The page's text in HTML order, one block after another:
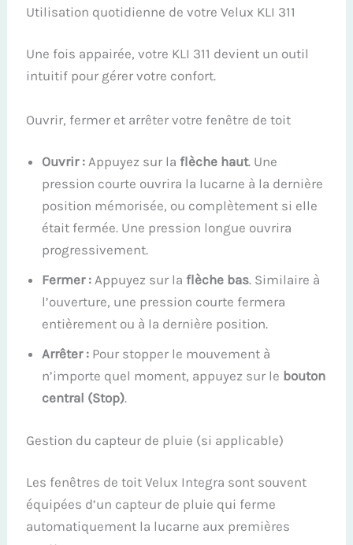
Utilisation quotidienne de votre Velux KLI 311
Une fois appairée, votre KLI 311 devient un outil
intuitif pour gérer votre confort.
Ouvrir, fermer et arrêter votre fenêtre de toit
Ouvrir : Appuyez sur la flèche haut. Une
pression courte ouvrira la lucarne à la dernière
position mémorisée, ou complètement si elle
était fermée. Une pression longue ouvrira
progressivement.
Fermer : Appuyez sur la flèche bas. Similaire à
l’ouverture, une pression courte fermera
entièrement ou à la dernière position.
Arrêter : Pour stopper le mouvement à
n’importe quel moment, appuyez sur le bouton
central (Stop).
Gestion du capteur de pluie (si applicable)
Les fenêtres de toit Velux Integra sont souvent
équipées d’un capteur de pluie qui ferme
automatiquement la lucarne aux premières